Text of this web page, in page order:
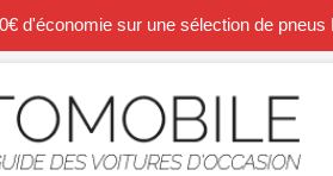
d'économie sur une sélection de pneus